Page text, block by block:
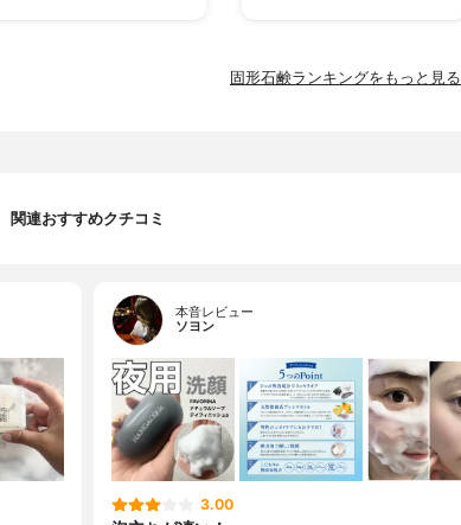
固形石鹸ランキングをもっと見る
関連おすすめクチコミ
本音レビュー
ソヨン
3.00